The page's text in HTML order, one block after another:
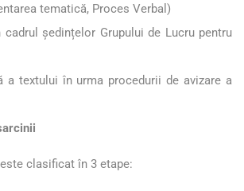
tematică, Proces Verbal)
cadrul ședințelor Grupului de Lucru pentru
a textului în urma procedurii de avizare a
clasificat în 3 etape: